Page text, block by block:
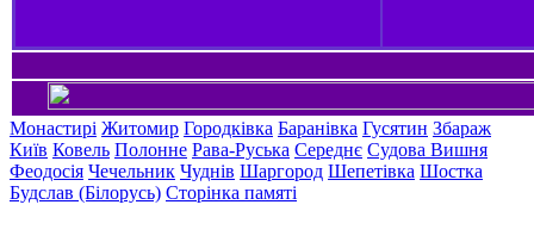
Монастирі Житомир Городківка Баранівка Гусятин Збараж
Київ Ковель Полонне Рава-Руська Середнє Судова Вишня
Феодосія Чечельник Чуднів Шаргород Шепетівка Шостка
Будслав (Білорусь) Сторінка памяті